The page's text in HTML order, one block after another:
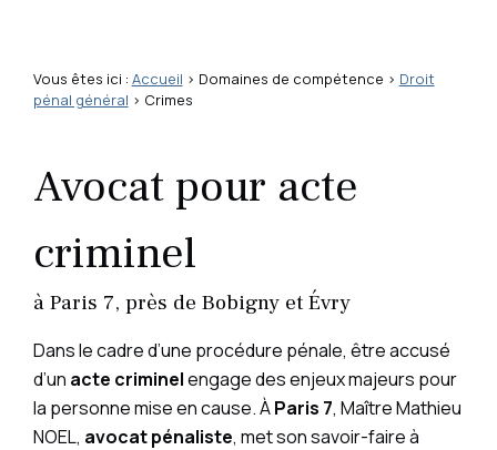
Vous êtes ici : Accueil > Domaines de compétence > Droit
pénal général > Crimes
Avocat pour acte
criminel
à Paris 7, près de Bobigny et Évry
Dans le cadre d’une procédure pénale, être accusé
d’un acte criminelengage des enjeux majeurs pour
la personne mise en cause. ÀParis 7, Maître Mathieu
NOEL, avocat pénaliste, met son savoir-faire à